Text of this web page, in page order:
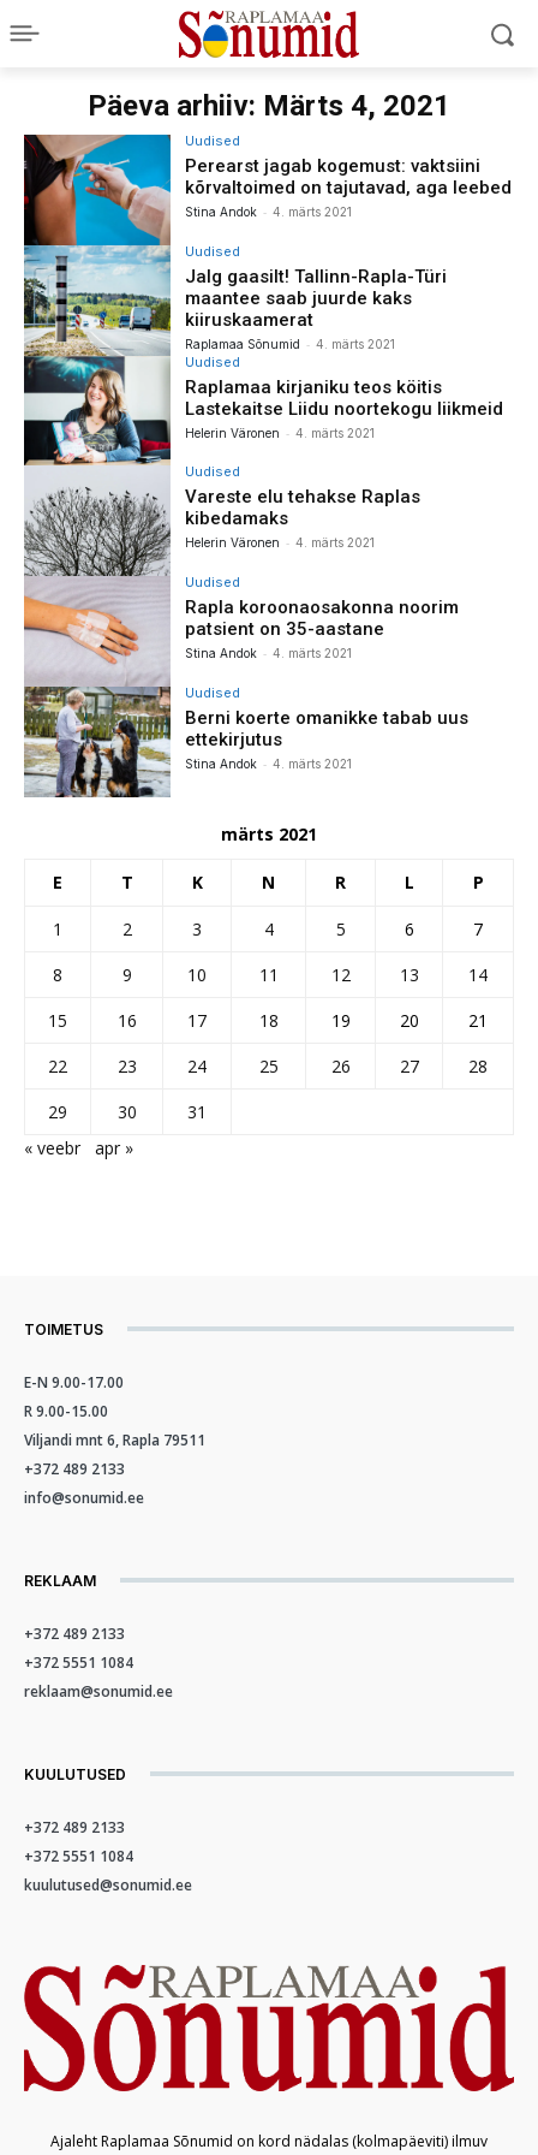
Päeva arhiiv: Märts 4, 2021
Uudised
Perearst jagab kogemust: vaktsiini
kõrvaltoimed on tajutavad, aga leebed
Stina Andok - 4. märts 2021
Uudised
Jalg gaasilt! Tallinn-Rapla-Türi
maantee saab juurde kaks
kiiruskaamerat
Raplamaa Sõnumid - 4. märts 2021
Uudised
Raplamaa kirjaniku teos köitis
Lastekaitse Liidu noortekogu liikmeid
Helerin Väronen - 4. märts 2021
Uudised
Vareste elu tehakse Raplas
kibedamaks
Helerin Väronen - 4. märts 2021
Uudised
Rapla koroonaosakonna noorim
patsient on 35-aastane
Stina Andok - 4. märts 2021
Uudised
Berni koerte omanikke tabab uus
ettekirjutus
Stina Andok - 4. märts 2021
märts 2021
E T K N R L P
1 2 3 4 5 6
7
8
9 10 11 12 13
14
15
16 17 18 19 20
21
22
23 24 25 26 27
28
29
30
31
« veebr
apr »
TOIMETUS
E-N 9.00-17.00
R 9.00-15.00
Viljandi mnt 6, Rapla 79511
+372 489 2133
info@sonumid.ee
REKLAAM
+372 489 2133
+372 5551 1084
reklaam@sonumid.ee
KUULUTUSED
+372 489 2133
+372 5551 1084
kuulutused@sonumid.ee
Ajaleht Raplamaa Sõnumid on kord nädalas (kolmapäeviti) ilmuv